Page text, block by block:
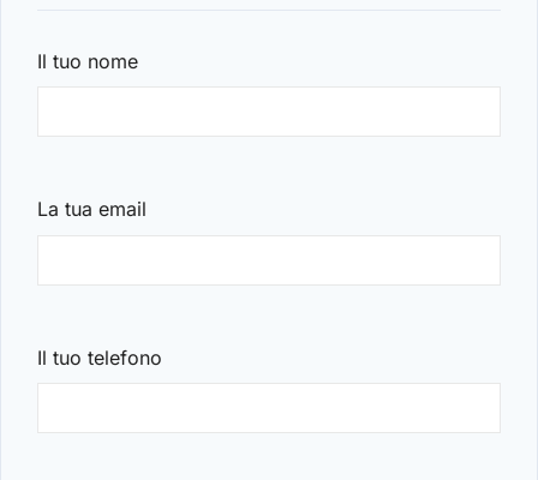
Il tuo nome
La tua email
Il tuo telefono